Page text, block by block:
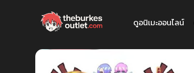
ดูอนิเมะออนไลน์